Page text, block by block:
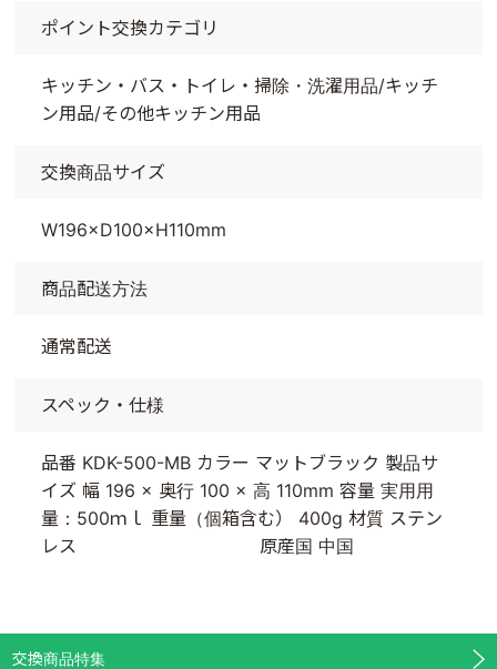
ポイント交換カテゴリ
キッチン・バス・トイレ・掃除・洗濯用品/キッチ
ン用品/その他キッチン用品
交換商品サイズ
W196×D100×H110mm
商品配送方法
通常配送
スペック・仕様
品番 KDK-500-MB カラー マットブラック 製品サ
イズ 幅 196 × 奥行 100 × 高 110mm 容量 実用用
量：500ｍｌ 重量（個箱含む） 400g 材質 ステン
レス 原産国 中国
交換商品特集